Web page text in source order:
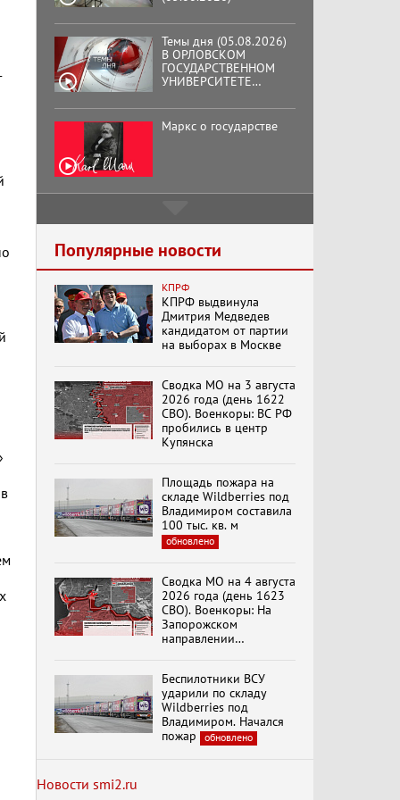
Темы дня (05.08.2026)
В ОРЛОВСКОМ
ГОСУДАРСТВЕННОМ
УНИВЕРСИТЕТЕ
АУДИТОРИЯ ИМЕНИ
ЗНАМЕНИТОГО
ВЫПУСКНИКА,
Маркс о государстве
кооператор
Хук слева:
«Додоговаривались...»
(11.06.2026)
Бренды Советской
эпохи "Гжель"
«Безразмерное
Кольцо»
К ГРАЖДАНАМ
Г.А. Зюганова,
Председателя ЦК
КПРФ Руководителя
фракции КПРФ в
Государственной Думе
РФ (28.07.2026)
Документальный
фильм "Империализм и
Менять курс! В.Боглаев,
И.Буданов, А.Лежава,
Н.Останина
Популярные новости
КПРФ
КПРФ выдвинула
Дмитрия Медведев
кандидатом от партии
на выборах в Москве
Сводка МО на 3 августа
2026 года (день 1622
СВО). Военкоры: ВС РФ
пробились в центр
Купянска
Площадь пожара на
складе Wildberries под
Владимиром составила
100 тыс. кв. м
обновлено
Сводка МО на 4 августа
2026 года (день 1623
СВО). Военкоры: На
Запорожском
направлении
Степногорска
Беспилотники ВСУ
ударили по складу
Wildberries под
Владимиром. Начался
пожар
обновлено
Новости smi2.ru